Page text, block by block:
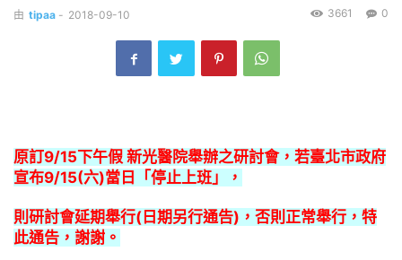
由 tipaa - 2018-09-10 0
3661
原訂9/15下午假 新光醫院舉辦之研討會，若臺北市政府
宣布9/15(六)當日「 停止上班」，
則研討會延期舉行(日期另行通告)，否則正常舉行， 特
此通告，謝謝。